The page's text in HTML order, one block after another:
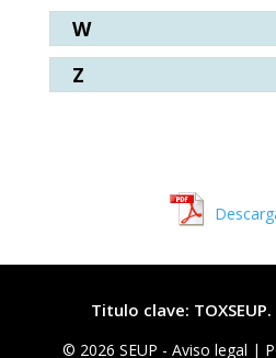
W
Z
Titulo clave:
© 2026 SEUP - Aviso legal |